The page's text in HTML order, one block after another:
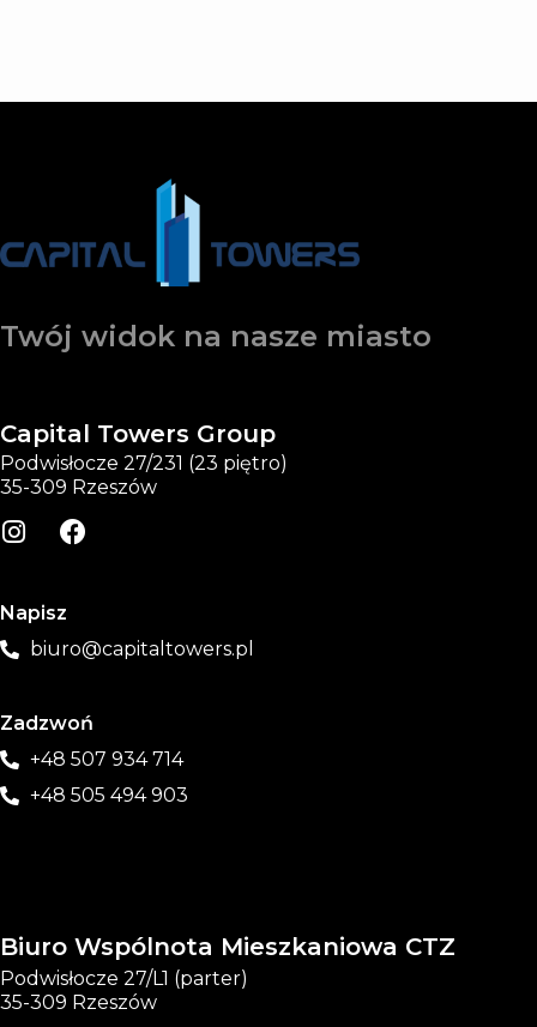
Twój widok na nasze miasto
Capital Towers Group
Podwisłocze 27/231 (23 piętro)
35-309 Rzeszów
Napisz
biuro@capitaltowers.pl
Zadzwoń
+48 507 934 714
+48 505 494 903
Biuro Wspólnota Mieszkaniowa CTZ
Podwisłocze 27/L1 (parter)
35-309 Rzeszów